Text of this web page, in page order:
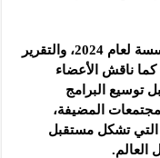
واستعرض الاجتماع التقرير السنوي للمؤسسة لعام 2024، والتقرير
وخطة العمل الخاصة بالعام 2025، كما ناقش الأعضاء
(2025–2030)، وسبل توسيع البرامج
المضيفة،
التي تشكل مستقبل